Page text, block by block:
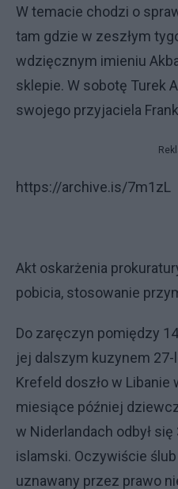
W temacie chodzi o
tam gdzie w zeszłym
wdzięcznym imieniu
sklepie. W sobotę Turek
swojego przyjaciela
https://archive.is/7m1zL
Akt oskarżenia
pobicia, stosowanie
Do zaręczyn pomiędzy
jej dalszym kuzynem
Krefeld doszło w Libanie
miesiące później
w Niderlandach odbył
islamski. Oczywiście
uznawany przez prawo